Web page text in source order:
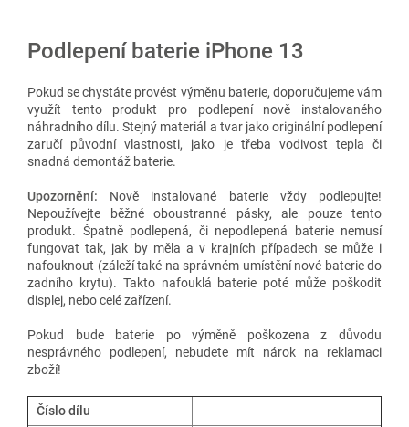
Podlepení baterie iPhone 13
Pokud se chystáte provést výměnu baterie, doporučujeme vám
využít tento produkt pro podlepení nově instalovaného
náhradního dílu. Stejný materiál a tvar jako originální podlepení
zaručí původní vlastnosti, jako je třeba vodivost tepla či
snadná demontáž baterie.
Upozornění: Nově instalované baterie vždy podlepujte!
Nepoužívejte běžné oboustranné pásky, ale pouze tento
produkt. Špatně podlepená, či nepodlepená baterie nemusí
fungovat tak, jak by měla a v krajních případech se může i
nafouknout (záleží také na správném umístění nové baterie do
zadního krytu). Takto nafouklá baterie poté může poškodit
displej, nebo celé zařízení.
Pokud bude baterie po výměně poškozena z důvodu
nesprávného podlepení, nebudete mít nárok na reklamaci
zboží!
Číslo dílu